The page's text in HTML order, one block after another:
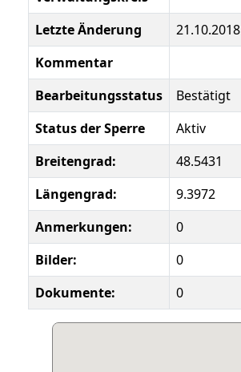
Letzte Änderung
21.10.2018
Kommentar
Bearbeitungsstatus
Bestätigt
Status der Sperre
Aktiv
Breitengrad:
48.5431
Längengrad:
9.3972
Anmerkungen:
0
Bilder:
0
Dokumente:
0